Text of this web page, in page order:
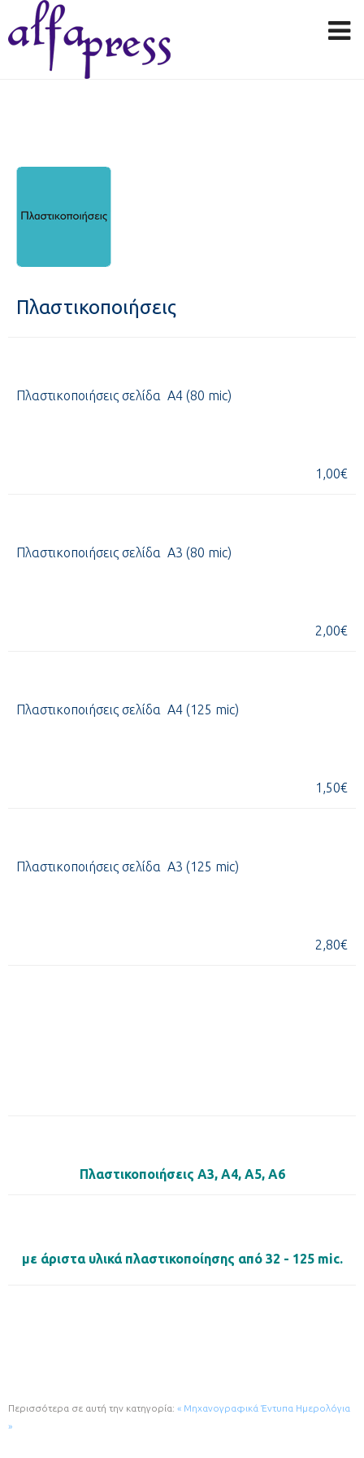
Πλαστικοποιήσεις
Πλαστικοποιήσεις σελίδα Α4 (80 mic)
1,00€
Πλαστικοποιήσεις σελίδα Α3 (80 mic)
2,00€
Πλαστικοποιήσεις σελίδα Α4 (125 mic)
1,50€
Πλαστικοποιήσεις σελίδα Α3 (125 mic)
2,80€
Πλαστικοποιήσεις Α3, Α4, Α5, Α6
με άριστα υλικά πλαστικοποίησης από 32 - 125 mic.
Περισσότερα σε αυτή την κατηγορία: « Μηχανογραφικά Έντυπα Ημερολόγια
»